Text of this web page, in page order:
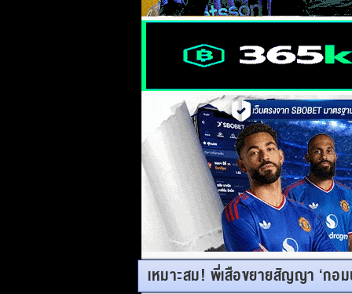
เหมาะสม! พี่เสือขยายสัญญา ‘กอ